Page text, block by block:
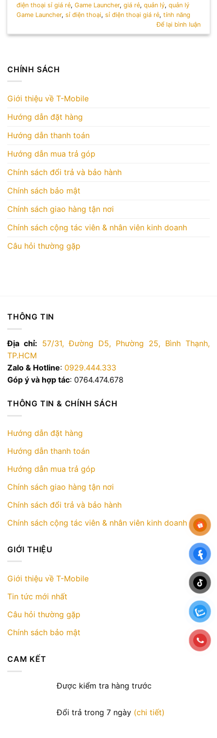
CHÍNH SÁCH
Giới thiệu về T-Mobile
Hướng dẫn đặt hàng
Hướng dẫn thanh toán
Hướng dẫn mua trả góp
Chính sách đổi trả và bảo hành
Chính sách bảo mật
Chính sách giao hàng tận nơi
Chính sách cộng tác viên & nhân viên kinh doanh
Câu hỏi thường gặp
điện thoại sỉ giá rẻ,Game Launcher,giá rẻ,quản lý,quản lý
Game Launcher,sỉ điện thoại,sỉ điện thoại giá rẻ,tính năng
Để lại bình luận
THÔNG TIN
Địa chỉ: 57/31, Đường D5, Phường 25, Bình Thạnh,
TP.HCM
Zalo & Hotline: 0929.444.333
Góp ý và hợp tác: 0764.474.678
THÔNG TIN & CHÍNH SÁCH
Hướng dẫn đặt hàng
Hướng dẫn thanh toán
Hướng dẫn mua trả góp
Chính sách giao hàng tận nơi
Chính sách đổi trả và bảo hành
Chính sách cộng tác viên & nhân viên kinh doanh
GIỚI THIỆU
Giới thiệu về T-Mobile
Tin tức mới nhất
Câu hỏi thường gặp
Chính sách bảo mật
CAM KẾT
Được kiểm tra hàng trước
Đổi trả trong 7 ngày (chi tiết)